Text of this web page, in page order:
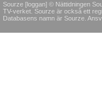
Sourze [loggan] © Nättidningen
TV-verket. Sourze är också ett
Databasens namn är Sourze.